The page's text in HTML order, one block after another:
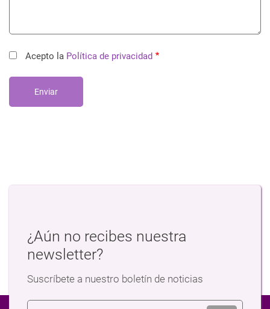
Acepto la Política de privacidad
¿Aún no recibes nuestra
newsletter?
Suscríbete a nuestro boletín de noticias